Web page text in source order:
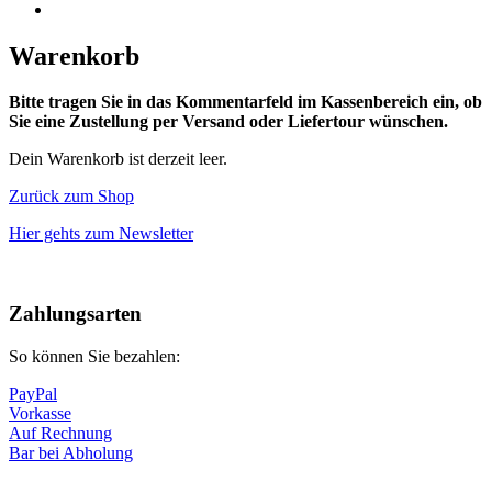
Warenkorb
Bitte tragen Sie in das Kommentarfeld im Kassenbereich ein, ob
Sie eine Zustellung per Versand oder Liefertour wünschen.
Dein Warenkorb ist derzeit leer.
Zurück zum Shop
Hier gehts zum Newsletter
oben
Zahlungsarten
So können Sie bezahlen:
PayPal
Vorkasse
Auf Rechnung
Bar bei Abholung